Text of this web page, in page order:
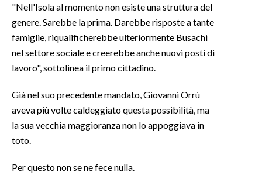
SALUTE
SARDEGNA TURISMO
SARDI NEL MONDO
EVENTI
#CARAUNIONE
"Nell'Isola al momento non esiste una struttura del
genere. Sarebbe la prima. Darebbe risposte a tante
famiglie, riqualificherebbe ulteriormente Busachi
nel settore sociale e creerebbe anche nuovi posti di
lavoro", sottolinea il primo cittadino.
Già nel suo precedente mandato, Giovanni Orrù
aveva più volte caldeggiato questa possibilità, ma
la sua vecchia maggioranza non lo appoggiava in
toto.
Per questo non se ne fece nulla.